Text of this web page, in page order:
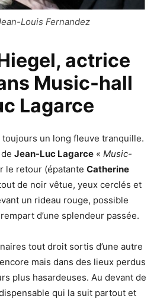
Louis Fernandez
actrice
Music-hall
Lagarce
toujours un long fleuve tranquille.
Jean-Luc Lagarce « Music-
le retour (épatante Catherine
de noir vêtue, yeux cerclés et
un rideau rouge, possible
d’une splendeur passée.
tout droit sortis d’une autre
mais dans des lieux perdus
plus hasardeuses. Au devant de
qui la suit partout et